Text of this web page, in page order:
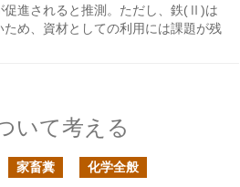
促進されると推測。ただし、鉄(Ⅱ)は
め、資材としての利用には課題が残
いて考える
家畜糞 化学全般